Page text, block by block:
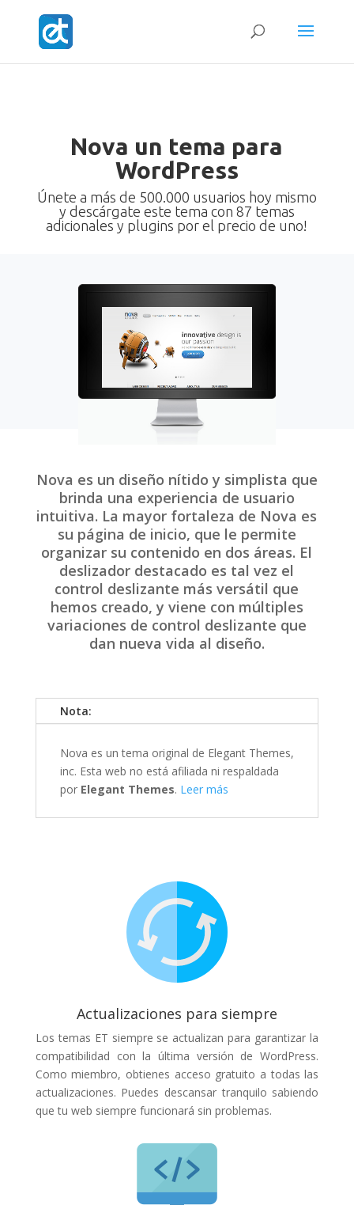
Nova un tema para
WordPress
Únete a más de 500.000 usuarios hoy mismo
y descárgate este tema con 87 temas
adicionales y plugins por el precio de uno!
Nova es un diseño nítido y simplista que
brinda una experiencia de usuario
intuitiva. La mayor fortaleza de Nova es
su página de inicio, que le permite
organizar su contenido en dos áreas. El
deslizador destacado es tal vez el
control deslizante más versátil que
hemos creado, y viene con múltiples
variaciones de control deslizante que
dan nueva vida al diseño.
Nota:
Nova es un tema original de Elegant Themes,
inc. Esta web no está afiliada ni respaldada
por Elegant Themes. Leer más
Actualizaciones para siempre
Los temas ET siempre se actualizan para garantizar la
compatibilidad con la última versión de WordPress.
Como miembro, obtienes acceso gratuito a todas las
actualizaciones. Puedes descansar tranquilo sabiendo
que tu web siempre funcionará sin problemas.